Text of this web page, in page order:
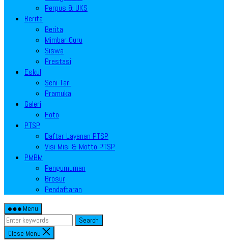
Perpus & UKS
Berita
Berita
Mimbar Guru
Siswa
Prestasi
Eskul
Seni Tari
Pramuka
Galeri
Foto
PTSP
Daftar Layanan PTSP
Visi Misi & Motto PTSP
PMBM
Pengumuman
Brosur
Pendaftaran
Menu
Search
Close Menu